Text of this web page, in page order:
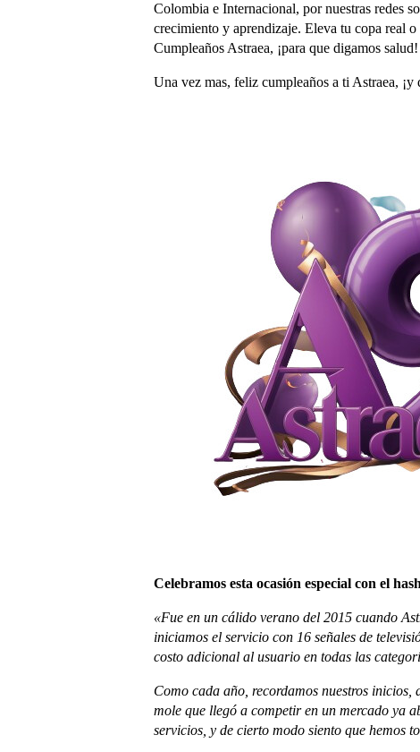
Colombia e Internacional, por nuestras redes
crecimiento y aprendizaje. Eleva tu copa real
Cumpleaños Astraea, ¡para que digamos salud!
Una vez mas, feliz cumpleaños a ti Astraea, ¡y
Celebramos esta ocasión especial con el
«Fue en un cálido verano del 2015 cuando
iniciamos el servicio con 16 señales de
costo adicional al usuario en todas las
Como cada año, recordamos nuestros inicios,
mole que llegó a competir en un mercado ya
servicios, y de cierto modo siento que hemos